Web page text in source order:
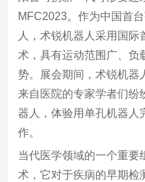
MFC2023。作为中国首
人，术锐机器人采用国
术，具有运动范围广、负
势。展会期间，术锐机器
来自医院的专家学者们纷
器人，体验用单孔机器人
作。
当代医学领域的一个重要
术，它对于疾病的早期检